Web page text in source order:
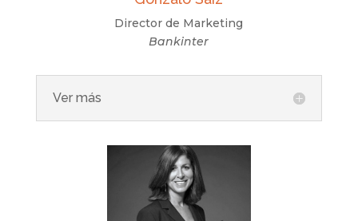
Director de Marketing
Bankinter
Ver más